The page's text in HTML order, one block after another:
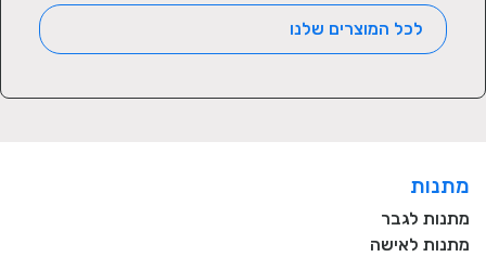
לכל המוצרים שלנו
מתנות
מתנות לגבר
מתנות לאישה